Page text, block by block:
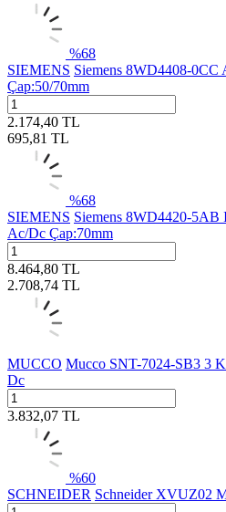
%68
SIEMENS Siemens 8WD4408-0CC
Çap:50/70mm
2.174,40 TL
695,81 TL
%68
SIEMENS Siemens 8WD4420-5AB
Ac/Dc Çap:70mm
8.464,80 TL
2.708,74 TL
MUCCO Mucco SNT-7024-SB3 3
Dc
3.832,07 TL
%60
SCHNEIDER Schneider XVUZ02